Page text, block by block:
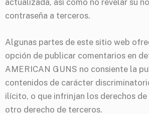
contraseña a terceros.
Algunas partes de este sitio web
opción de publicar comentarios en
AMERICAN GUNS no consiente la
contenidos de carácter
ilícito, o que infrinjan los derechos
otro derecho de terceros.